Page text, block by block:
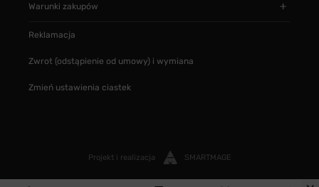
Warunki zakupów
Reklamacja
Zwrot (odstąpienie od umowy) i wymiana
Zmień ustawienia ciastek
Projekt i realizacja SMARTMAGE